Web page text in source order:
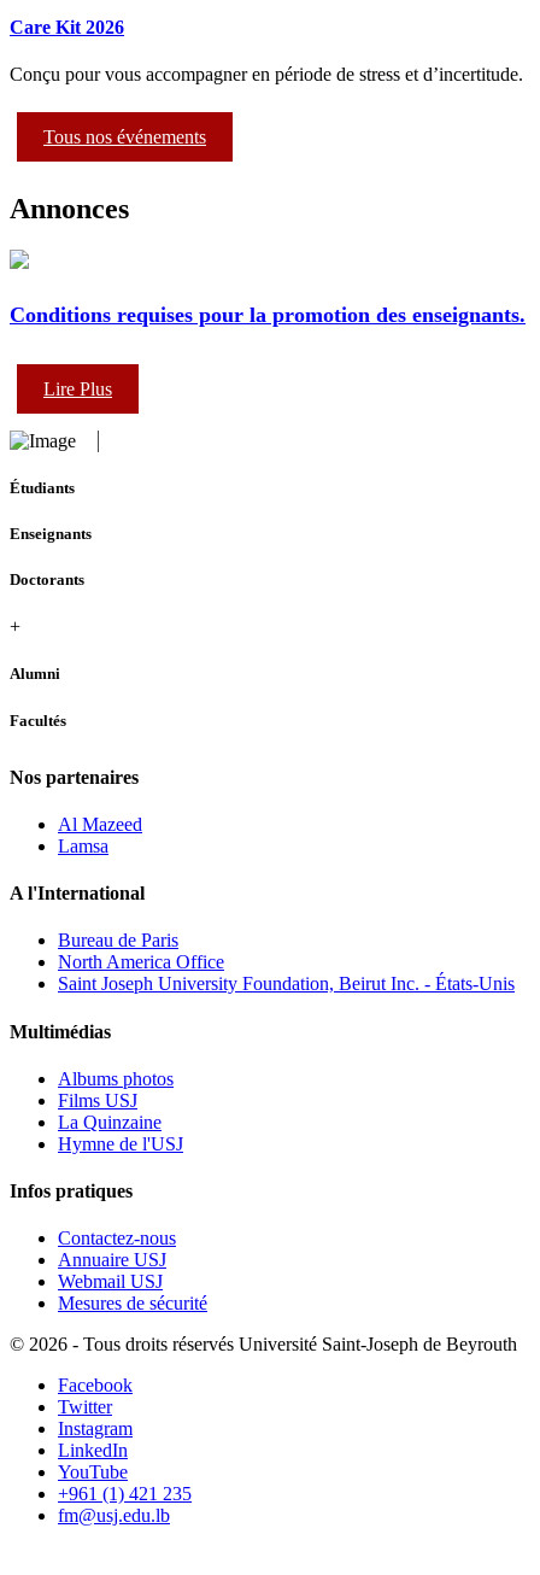
Care Kit 2026
Conçu pour vous accompagner en période de stress et d’incertitude.
Tous nos événements
Annonces
Conditions requises pour la promotion des enseignants.
Lire Plus
Étudiants
Enseignants
Doctorants
+
Alumni
Facultés
Nos partenaires
Al Mazeed
Lamsa
A l'International
Bureau de Paris
North America Office
Saint Joseph University Foundation, Beirut Inc. - États-Unis
Multimédias
Albums photos
Films USJ
La Quinzaine
Hymne de l'USJ
Infos pratiques
Contactez-nous
Annuaire USJ
Webmail USJ
Mesures de sécurité
© 2026 - Tous droits réservés Université Saint-Joseph de Beyrouth
Facebook
Twitter
Instagram
LinkedIn
YouTube
+961 (1) 421 235
fm@usj.edu.lb